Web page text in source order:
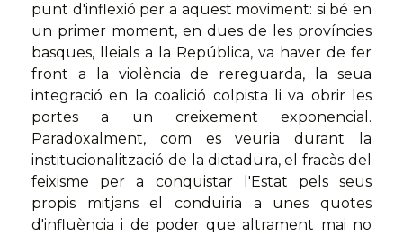
punt d'inflexió per a aquest moviment: si bé en
un primer moment, en dues de les províncies
basques, lleials a la República, va haver de fer
front a la violència de rereguarda, la seua
integració en la coalició colpista li va obrir les
portes a un creixement exponencial.
Paradoxalment, com es veuria durant la
institucionalització de la dictadura, el fracàs del
feixisme per a conquistar l'Estat pels seus
propis mitjans el conduiria a unes quotes
d'influència i de poder que altrament mai no